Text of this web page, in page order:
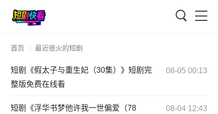
首页 最近很火的短剧
短剧《假太子与重生妃（30集）》短剧完
整版免费在线看
08-05 00:13
短剧《浮华书梦他许我一世偏爱（78
08-04 12:43